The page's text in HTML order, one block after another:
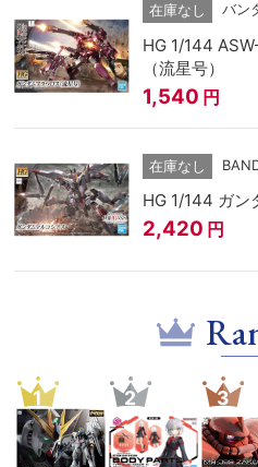
在庫なし バン
HG 1/144
（流星号）
1,540 円
在庫なし
HG 1/144 ガン
2,420 円
1 2 3